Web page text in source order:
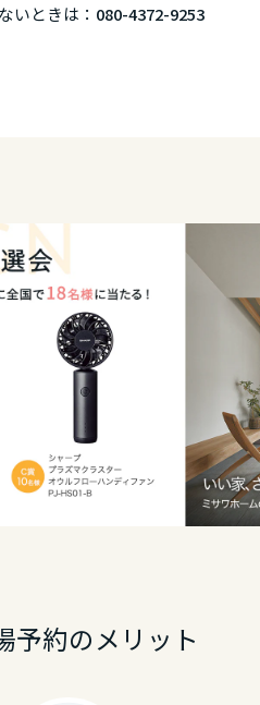
いときは： 080-4372-9253
予約のメリット